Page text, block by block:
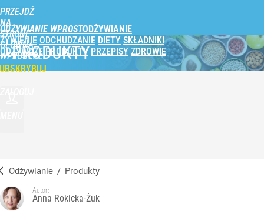
PRZEJDŹ
NA
STRONĘ
GŁÓWNĄ
WPROST.PL
ODŻYWIANIE WPROST
ŻYWIENIE ODCHUDZANIE DIETY SKŁADNIKI
ODŻYWCZE PRODUKTY PRZEPISY ZDROWIE
PRODUKTY
Odżywianie / Produkty
Autor:
Anna Rokicka-Żuk